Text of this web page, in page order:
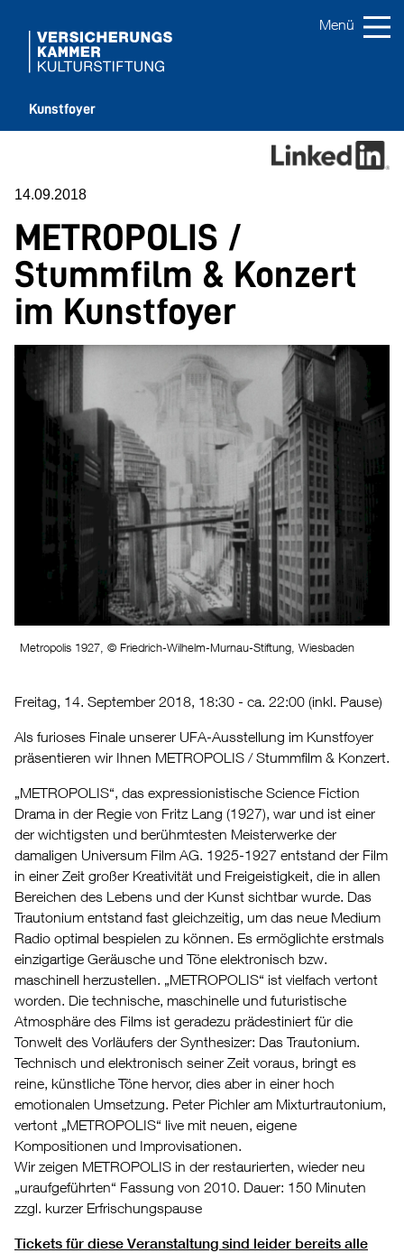
Kunstfoyer
14.09.2018
METROPOLIS /
Stummfilm & Konzert
im Kunstfoyer
Metropolis 1927, © Friedrich-Wilhelm-Murnau-Stiftung, Wiesbaden
Freitag, 14. September 2018, 18:30 - ca. 22:00 (inkl. Pause)
Als furioses Finale unserer UFA-Ausstellung im Kunstfoyer
präsentieren wir Ihnen METROPOLIS / Stummfilm & Konzert.
„METROPOLIS“, das expressionistische Science Fiction
Drama in der Regie von Fritz Lang (1927), war und ist einer
der wichtigsten und berühmtesten Meisterwerke der
damaligen Universum Film AG. 1925-1927 entstand der Film
in einer Zeit großer Kreativität und Freigeistigkeit, die in allen
Bereichen des Lebens und der Kunst sichtbar wurde. Das
Trautonium entstand fast gleichzeitig, um das neue Medium
Radio optimal bespielen zu können. Es ermöglichte erstmals
einzigartige Geräusche und Töne elektronisch bzw.
maschinell herzustellen. „METROPOLIS“ ist vielfach vertont
worden. Die technische, maschinelle und futuristische
Atmosphäre des Films ist geradezu prädestiniert für die
Tonwelt des Vorläufers der Synthesizer: Das Trautonium.
Technisch und elektronisch seiner Zeit voraus, bringt es
reine, künstliche Töne hervor, dies aber in einer hoch
emotionalen Umsetzung. Peter Pichler am Mixturtrautonium,
vertont „METROPOLIS“ live mit neuen, eigene
Kompositionen und Improvisationen.
Wir zeigen METROPOLIS in der restaurierten, wieder neu
„uraufgeführten“ Fassung von 2010. Dauer: 150 Minuten
zzgl. kurzer Erfrischungspause
Tickets für diese Veranstaltung sind leider bereits alle